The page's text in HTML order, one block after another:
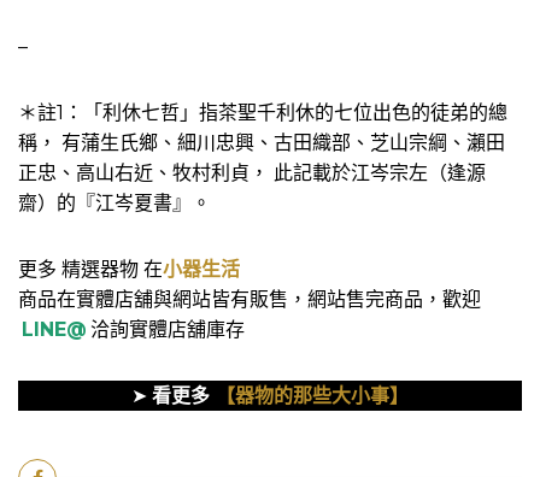
–
＊註1：「利休七哲」指茶聖千利休的七位出色的徒弟的總
稱， 有蒲生氏鄉、細川忠興、古田織部、芝山宗綱、瀨田
正忠、高山右近、牧村利貞， 此記載於江岑宗左（逢源
齋）的『江岑夏書』。
更多 精選器物 在小器生活
商品在實體店舖與網站皆有販售，網站售完商品，歡迎
LINE@ 洽詢實體店舖庫存
➤ 看更多 【器物的那些大小事】